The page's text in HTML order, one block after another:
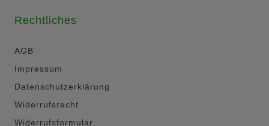
Rechtliches
AGB
Impressum
Datenschutzerklärung
Widerrufsrecht
Widerrufsformular